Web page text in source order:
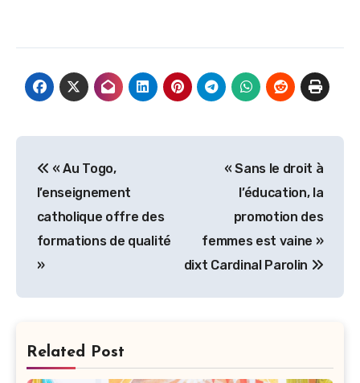
de
l’article
« Au Togo,
l’enseignement
catholique offre des
formations de qualité
»
« Sans le droit à
l’éducation, la
promotion des
femmes est vaine »
dixt Cardinal Parolin
Related Post